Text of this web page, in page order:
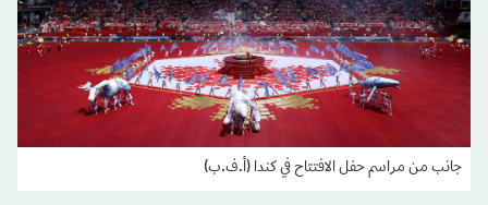
جانب من مراسم حفل الافتتاح في كندا (أ.ف.ب)